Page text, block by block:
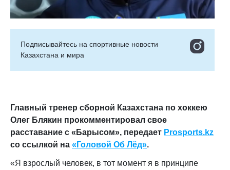
Подписывайтесь на cпортивные новости
Казахстана и мира
Главный тренер сборной Казахстана по хоккею
Олег Блякин прокомментировал свое
расставание с «Барысом», передает Prosports.kz
со ссылкой на «Головой Об Лёд».
«Я взрослый человек, в тот момент я в принципе